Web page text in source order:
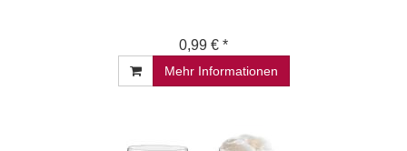
0,99 € *
Mehr Informationen